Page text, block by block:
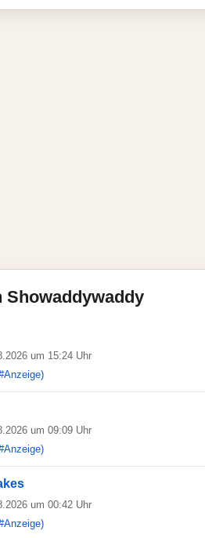
Showaddywaddy
um 15:24 Uhr
um 09:09 Uhr
um 00:42 Uhr